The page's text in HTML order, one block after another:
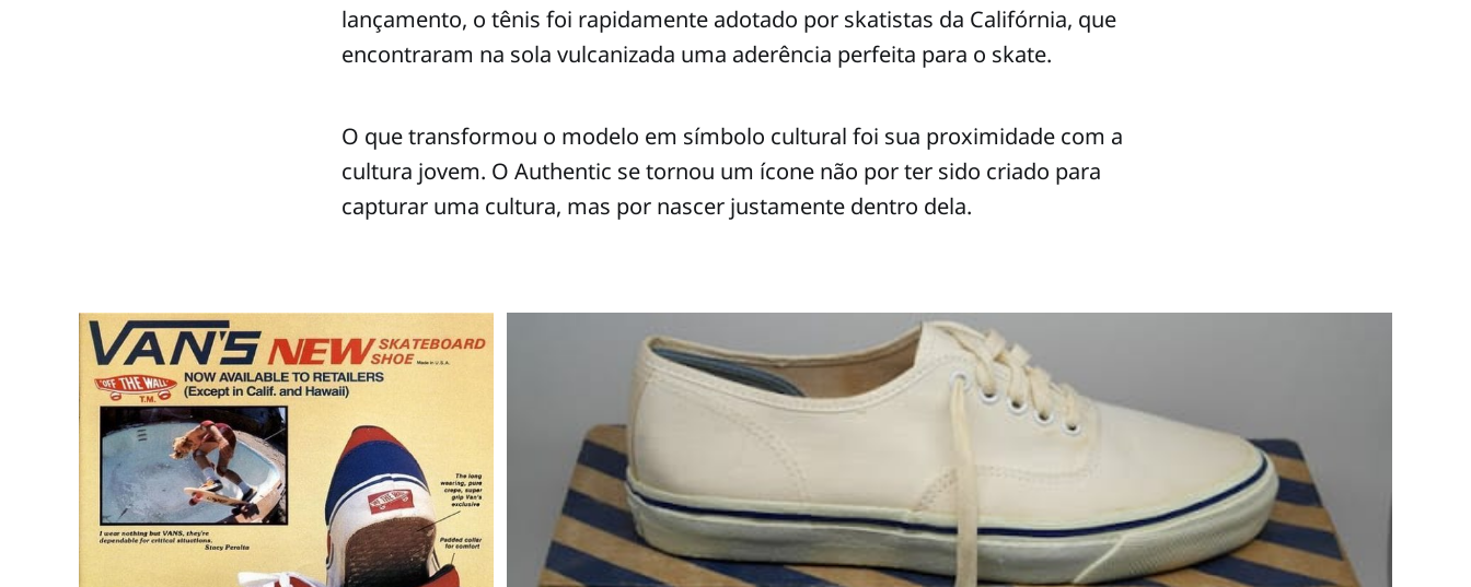
lançamento, o tênis foi rapidamente adotado por skatistas da Califórnia, que
encontraram na sola vulcanizada uma aderência perfeita para o skate.
O que transformou o modelo em símbolo cultural foi sua proximidade com a
cultura jovem. O Authentic se tornou um ícone não por ter sido criado para
capturar uma cultura, mas por nascer justamente dentro dela.